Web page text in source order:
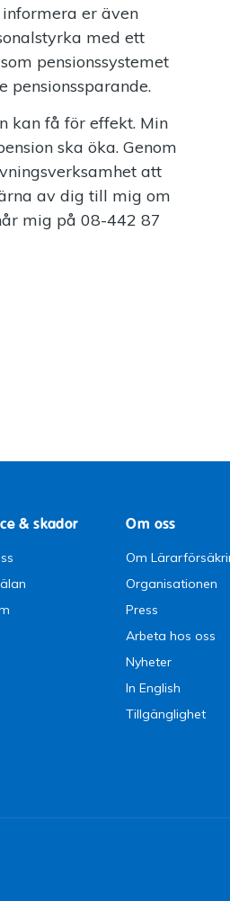
er även
med ett
pensionssystemet
pensionssparande.
kan få för effekt. Min
ska öka. Genom
att
av dig till mig om
mig på 08-442 87
& skador Om oss
Om
Organisationen
Press
Arbeta hos oss
Nyheter
In English
Tillgänglighet